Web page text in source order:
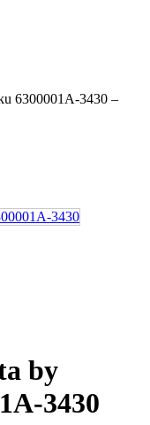
6300001A-3430 –
by
3430